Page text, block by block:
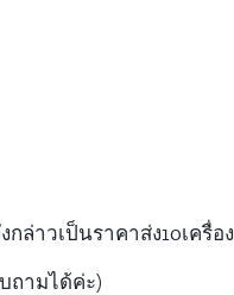
กล่าวเป็นราคาส่ง10เครื่อง
ถามได้ค่ะ)